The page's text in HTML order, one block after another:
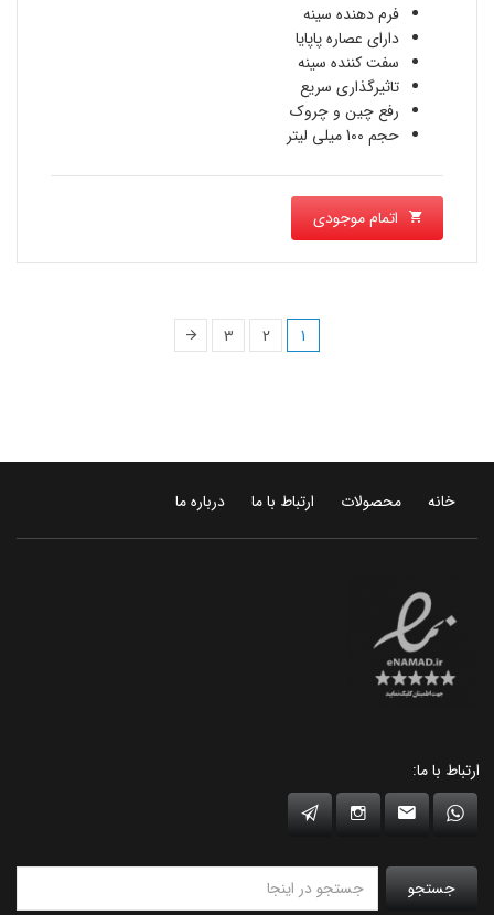
فرم دهنده سینه
دارای عصاره پاپایا
سفت کننده سینه
تاثیرگذاری سریع
رفع چین و چروک
حجم 100 میلی لیتر
اتمام موجودی
1
2
3
خانه محصولات ارتباط با ما درباره ما
ارتباط با ما:
جستجو